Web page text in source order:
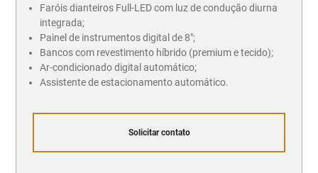
Faróis dianteiros Full-LED com luz de condução diurna
integrada;
Painel de instrumentos digital de 8";
Bancos com revestimento híbrido (premium e tecido);
Ar-condicionado digital automático;
Assistente de estacionamento automático.
Solicitar contato